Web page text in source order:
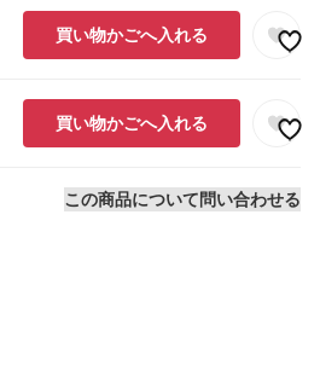
買い物かごへ入れる
買い物かごへ入れる
この商品について問い合わせる